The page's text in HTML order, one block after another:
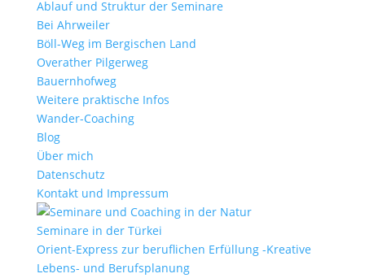
Ablauf und Struktur der Seminare
Bei Ahrweiler
Böll-Weg im Bergischen Land
Overather Pilgerweg
Bauernhofweg
Weitere praktische Infos
Wander-Coaching
Blog
Über mich
Datenschutz
Kontakt und Impressum
Seminare in der Türkei
Orient-Express zur beruflichen Erfüllung -Kreative
Lebens- und Berufsplanung